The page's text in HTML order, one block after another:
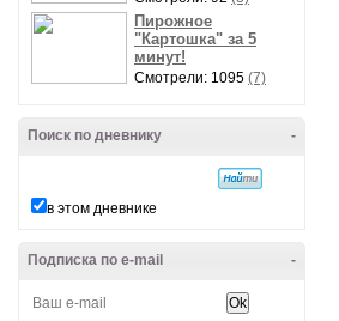
Пирожное
"Картошка" за 5
минут!
Смотрели: 1095 (7)
-
Поиск по дневнику
в этом дневнике
-
Подписка по e-mail